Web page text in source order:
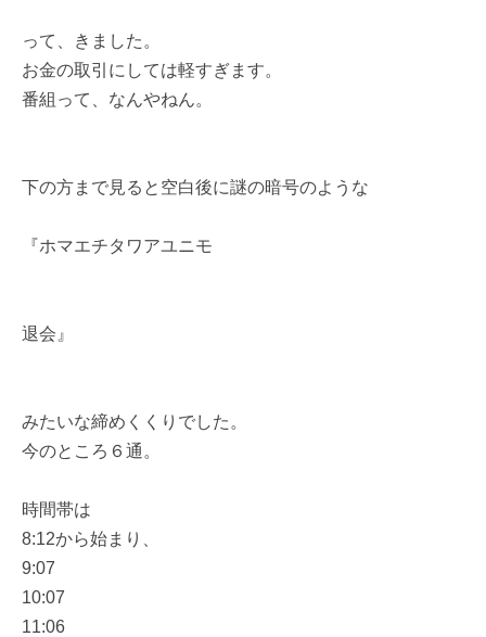
って、きました。
お金の取引にしては軽すぎます。
番組って、なんやねん。
下の方まで見ると空白後に謎の暗号のような
『ホマエチタワアユニモ
退会』
みたいな締めくくりでした。
今のところ６通。
時間帯は
8:12から始まり、
9:07
10:07
11:06